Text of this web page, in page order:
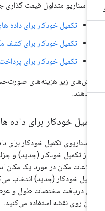
سناریو متداول قیمت گذاری جلسه
تکمیل خودکار برای داده های
تکمیل خودکار برای کشف مکان
تکمیل خودکار برای پرداخت و
زیر هزینه‌های صورت‌حساب
خودکار برای داده های
سناریوی تکمیل خودکار برای داده
از تکمیل خودکار (جدید) و
مکان در مورد یک مکان
خودکار (جدید) انتخاب
دریافت مختصات طول و عرض
روی نقشه استفاده می‌کنید.